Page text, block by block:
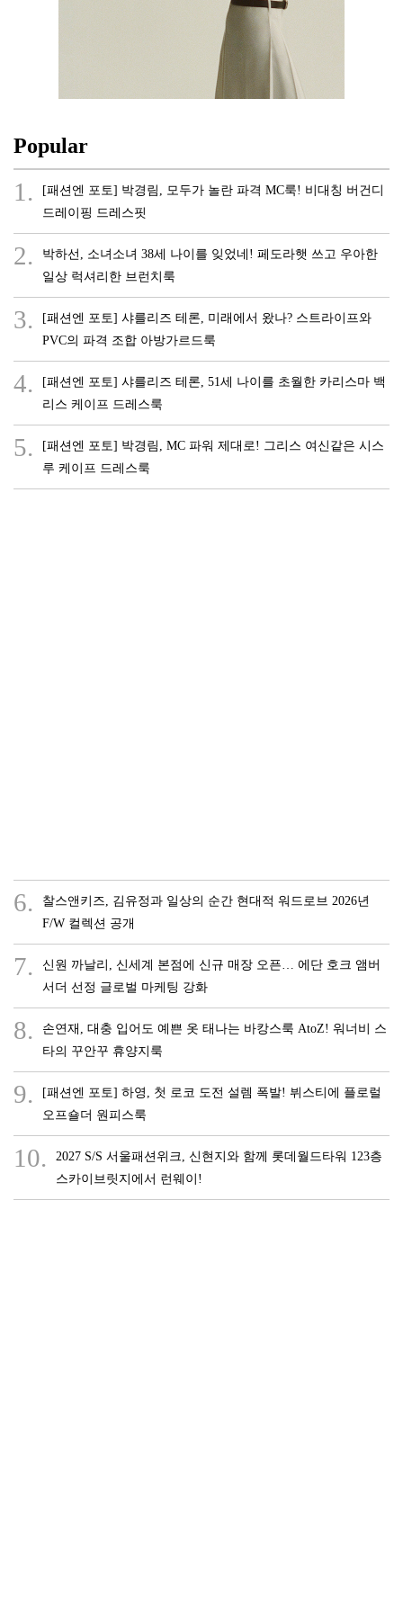
Popular
1.
[패션엔 포토] 박경림, 모두가 놀란 파격 MC룩! 비대칭 버건디
드레이핑 드레스핏
2.
박하선, 소녀소녀 38세 나이를 잊었네! 페도라햇 쓰고 우아한
일상 럭셔리한 브런치룩
3.
[패션엔 포토] 샤를리즈 테론, 미래에서 왔나? 스트라이프와
PVC의 파격 조합 아방가르드룩
4.
[패션엔 포토] 샤를리즈 테론, 51세 나이를 초월한 카리스마 백
리스 케이프 드레스룩
5.
[패션엔 포토] 박경림, MC 파워 제대로! 그리스 여신같은 시스
루 케이프 드레스룩
6.
찰스앤키즈, 김유정과 일상의 순간 현대적 워드로브 2026년
F/W 컬렉션 공개
7.
신원 까날리, 신세계 본점에 신규 매장 오픈… 에단 호크 앰버
서더 선정 글로벌 마케팅 강화
8.
손연재, 대충 입어도 예쁜 옷 태나는 바캉스룩 AtoZ! 워너비 스
타의 꾸안꾸 휴양지룩
9.
[패션엔 포토] 하영, 첫 로코 도전 설렘 폭발! 뷔스티에 플로럴
오프숄더 원피스룩
10.
2027 S/S 서울패션위크, 신현지와 함께 롯데월드타워 123층
스카이브릿지에서 런웨이!